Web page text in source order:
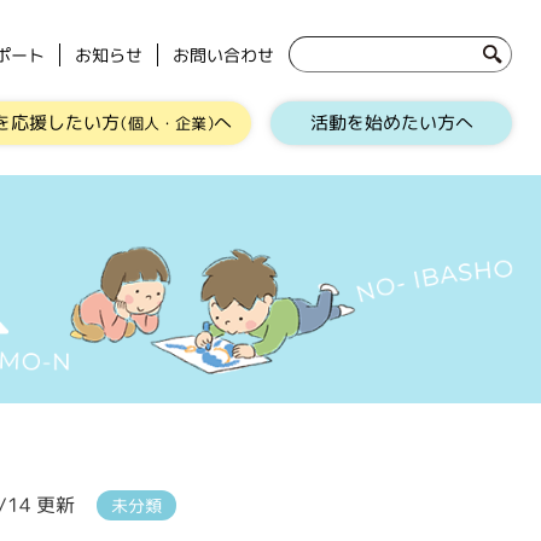
ート お知らせ お問い合わせ
応援したい方（個人・企業）へ 活動を始めたい方へ
更新 未分類